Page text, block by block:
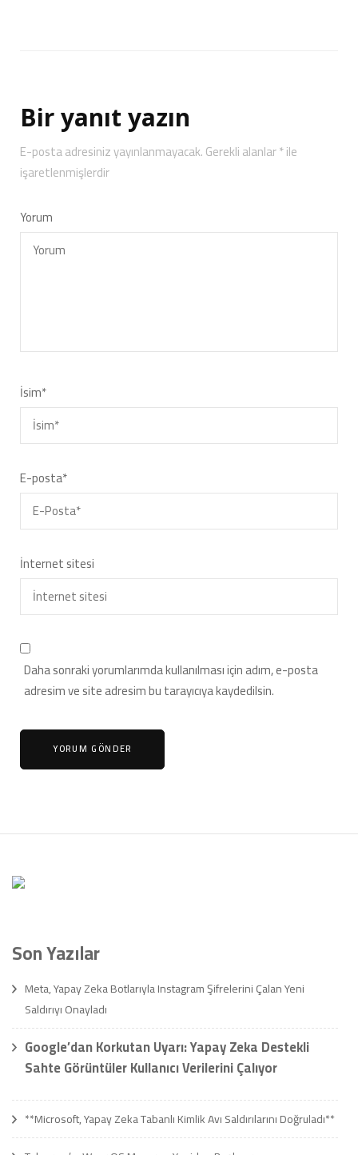
Bir yanıt yazın
E-posta adresiniz yayınlanmayacak.Gerekli alanlar*ile
işaretlenmişlerdir
Yorum
İsim*
E-posta*
İnternet sitesi
Daha sonraki yorumlarımda kullanılması için adım, e-posta
adresim ve site adresim bu tarayıcıya kaydedilsin.
Son Yazılar
Meta, Yapay Zeka Botlarıyla Instagram Şifrelerini Çalan Yeni
Saldırıyı Onayladı
Google’dan Korkutan Uyarı: Yapay Zeka Destekli
Sahte Görüntüler Kullanıcı Verilerini Çalıyor
**Microsoft, Yapay Zeka Tabanlı Kimlik Avı Saldırılarını Doğruladı**